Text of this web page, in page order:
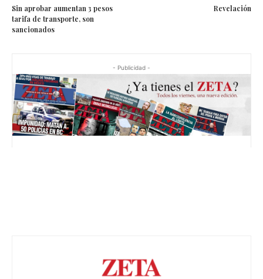
Sin aprobar aumentan 3 pesos
tarifa de transporte, son
sancionados
Revelación
- Publicidad -